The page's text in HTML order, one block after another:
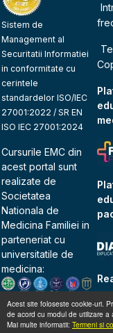
Acest site foloseste cookie-uri.
de acord cu modul de utilizare a
Mai multe informatii: Termeni si
Sistem de
Management al
Securitatii Informatiei
in conformitate cu
cerintele
standardelor ISO/IEC
27001:2022 / SR EN
ISO IEC 27001:2024
Cursurile EMC din
acest portal sunt
realizate de
Societatea
Nationala de
Medicina Familiei in
parteneriat cu
universitatile de
medicina: